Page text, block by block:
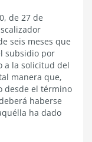
de 27 de
seis meses que
subsidio por
a la solicitud del
manera que,
desde el término
haberse
ha dado